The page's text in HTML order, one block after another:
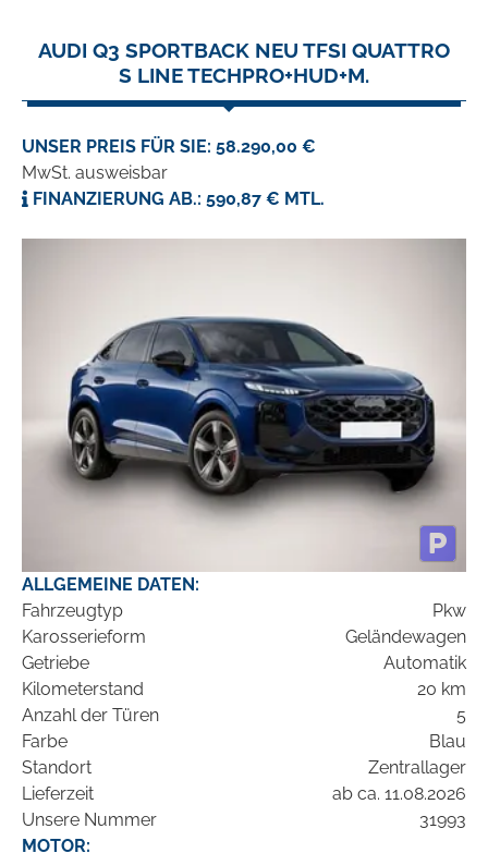
AUDI Q3 SPORTBACK NEU TFSI QUATTRO
S LINE TECHPRO+HUD+M.
UNSER PREIS FÜR SIE: 58.290,00 €
MwSt. ausweisbar
FINANZIERUNG AB.: 590,87 € MTL.
ALLGEMEINE DATEN:
Fahrzeugtyp
Pkw
Karosserieform
Geländewagen
Getriebe
Automatik
Kilometerstand
20 km
Anzahl der Türen
5
Farbe
Blau
Standort
Zentrallager
Lieferzeit
ab ca. 11.08.2026
Unsere Nummer
31993
MOTOR: